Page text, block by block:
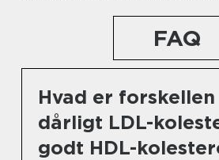
FAQ
Hvad er
dårligt LDL-
godt HDL-